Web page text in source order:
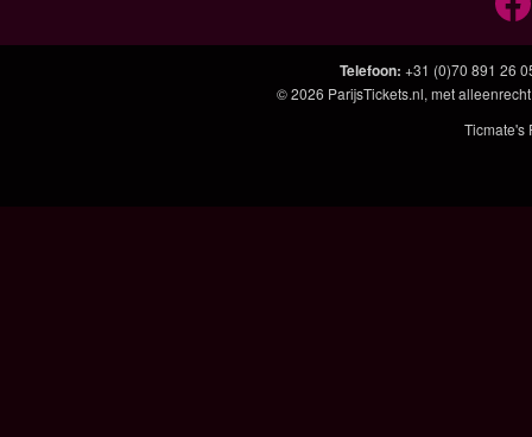
Telefoon: +31 (0)70 891 26
© 2026 ParijsTickets.nl, met
Ticmate's